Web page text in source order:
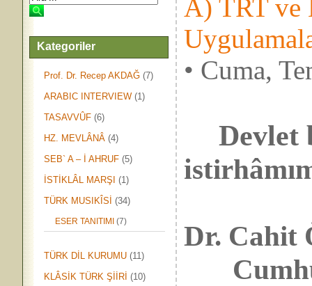
Kategoriler
Prof. Dr. Recep AKDAĞ (7)
ARABIC INTERVIEW (1)
TASAVVÛF (6)
HZ. MEVLÂNÂ (4)
SEB` A – İ AHRUF (5)
İSTİKLÂL MARŞI (1)
TÜRK MUSIKÎSİ (34)
ESER TANITIMI (7)
TÜRK DİL KURUMU (11)
KLÂSİK TÜRK ŞİİRİ (10)
A) TRT ve
• Cuma,
Devlet
i
Dr. Cahit